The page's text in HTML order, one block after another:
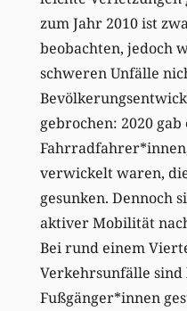
zum Jahr 2010 ist
beobachten, jedoch
schweren Unfälle
gebrochen: 2020
verwickelt waren,
gesunken. Dennoch
aktiver Mobilität
Bei rund einem
Verkehrsunfälle sind
Fußgänger*innen